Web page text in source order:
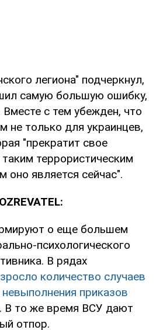
легиона" подчеркнул,
самую большую ошибку,
Вместе с тем убежден, что
не только для украинцев,
"прекратит свое
террористическим
оно является сейчас".
о еще большем
психологического
В рядах
количество случаев
приказов
В то же время ВСУ дают
отпор.